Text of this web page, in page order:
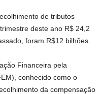
de tributos
deste ano R$ 24,2
foram R$12 bilhões.
Financeira pela
conhecido como o
da compensação